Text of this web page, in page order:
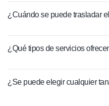
¿Cuándo se puede trasladar
¿Qué tipos de servicios
¿Se puede elegir cualquier